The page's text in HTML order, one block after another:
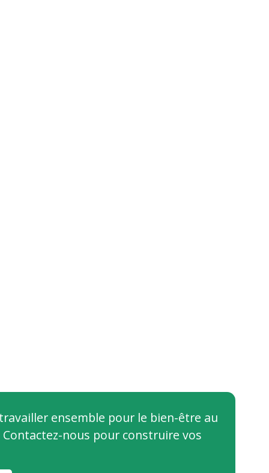
ensemble pour le bien-être au
nous pour construire vos